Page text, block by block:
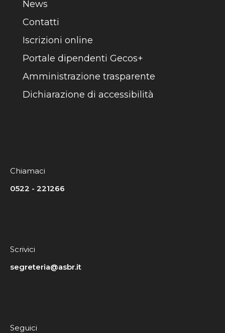
News
Contatti
Iscrizioni online
Portale dipendenti Gecos+
Amministrazione trasparente
Dichiarazione di accessibilità
Chiamaci
0522 - 221266
Scrivici
segreteria@asbr.it
Seguici